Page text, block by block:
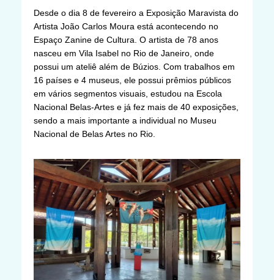
Desde o dia 8 de fevereiro a Exposição Maravista do
Artista João Carlos Moura está acontecendo no
Espaço Zanine de Cultura. O artista de 78 anos
nasceu em Vila Isabel no Rio de Janeiro, onde
possui um ateliê além de Búzios. Com trabalhos em
16 países e 4 museus, ele possui prêmios públicos
em vários segmentos visuais, estudou na Escola
Nacional Belas-Artes e já fez mais de 40 exposições,
sendo a mais importante a individual no Museu
Nacional de Belas Artes no Rio.